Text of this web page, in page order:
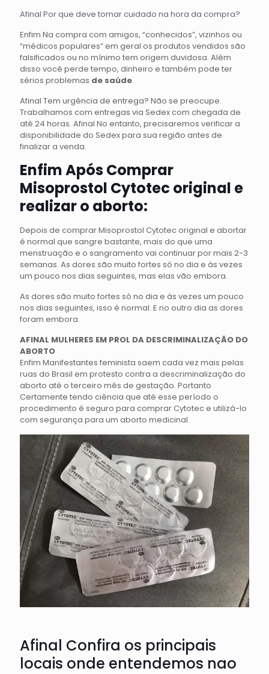
Afinal Por que deve tomar cuidado na hora da compra?
Enfim Na compra com amigos, “conhecidos”, vizinhos ou
“médicos populares” em geral os produtos vendidos são
falsificados ou no mínimo tem origem duvidosa. Além
disso você perde tempo, dinheiro e também pode ter
sérios problemas de saúde.
Afinal Tem urgência de entrega? Não se preocupe.
Trabalhamos com entregas via Sedex com chegada de
até 24 horas. Afinal No entanto, precisaremos verificar a
disponibilidade do Sedex para sua região antes de
finalizar a venda.
Enfim Após Comprar
Misoprostol Cytotec original e
realizar o aborto:
Depois de comprar Misoprostol Cytotec original e abortar
é normal que sangre bastante, mais do que uma
menstruação e o sangramento vai continuar por mais 2-3
semanas. As dores são muito fortes só no dia e às vezes
um pouco nos dias seguintes, mas elas vão embora.
As dores são muito fortes só no dia e às vezes um pouco
nos dias seguintes, isso é normal. E no outro dia as dores
foram embora.
AFINAL MULHERES EM PROL DA DESCRIMINALIZAÇÃO DO
ABORTO
Enfim Manifestantes feminista saem cada vez mais pelas
ruas do Brasil em protesto contra a descriminalização do
aborto até o terceiro mês de gestação. Portanto
Certamente tendo ciência que até esse período o
procedimento é seguro para comprar Cytotec e utilizá-lo
com segurança para um aborto medicinal.
Afinal Confira os principais
locais onde entendemos nao